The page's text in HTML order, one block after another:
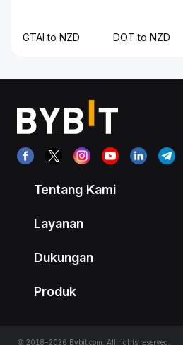
GTAI to NZD DOT to NZD
Tentang Kami
Layanan
Dukungan
Produk
© 2018-2026 Bybit.com. All rights reserved.